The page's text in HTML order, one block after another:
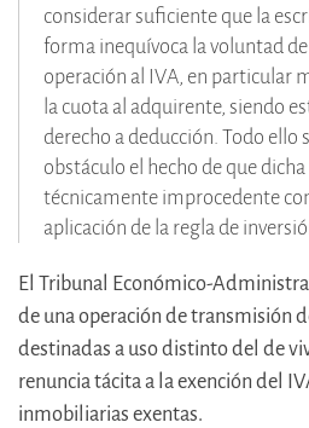
considerar suficiente que la
forma inequívoca la voluntad
operación al IVA, en particular
la cuota al adquirente, siendo
derecho a deducción. Todo ello
obstáculo el hecho de que
técnicamente improcedente
aplicación de la regla de
El Tribunal Económico-
de una operación de transmisión
destinadas a uso distinto del de
renuncia tácita a la exención del
inmobiliarias exentas.